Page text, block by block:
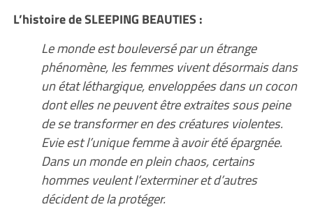
L’histoire de SLEEPING BEAUTIES :
Le monde est bouleversé par un étrange
phénomène, les femmes vivent désormais dans
un état léthargique, enveloppées dans un cocon
dont elles ne peuvent être extraites sous peine
de se transformer en des créatures violentes.
Evie est l’unique femme à avoir été épargnée.
Dans un monde en plein chaos, certains
hommes veulent l’exterminer et d’autres
décident de la protéger.